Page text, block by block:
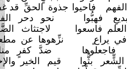
جذوة الحقِّ قد غفت في خمودهْ
نحو دحر الفساد اوتحييدهْ
لاجتثاث الضَّلال أوتفنيدهْ
نزِّهوها عن مطعنٍ فيشهودهْ
ضدَّ كفرٍ منافقٍ اوعنيدهْ
قيم الخير والإخا في عمودهْ